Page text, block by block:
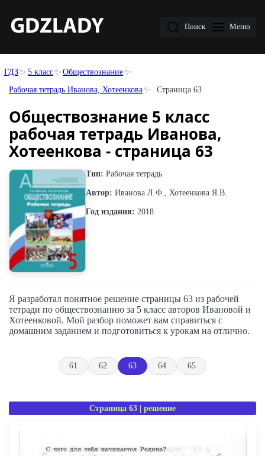
Поиск Меню
ГДЗ 5 класс
Обществознание
Рабочая тетрадь Иванова, Хотеенкова
Страница 63
Обществознание 5 класс
рабочая тетрадь Иванова,
Хотеенкова - страница 63
Тип: Рабочая тетрадь
Автор: Иванова Л.Ф., Хотеенкова Я.В.
Год издания: 2018
Я разработал понятное решение страницы 63 из рабочей
тетради по обществознанию за 5 класс авторов Ивановой и
Хотеенковой. Мой разбор поможет вам справиться с
домашним заданием и подготовиться к урокам на отлично.
61 62 63 64 65
Страница 63 | решение